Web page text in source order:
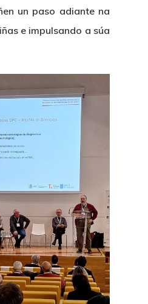
un paso adiante na
e impulsando a súa